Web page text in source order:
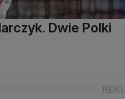
Dwie Polki